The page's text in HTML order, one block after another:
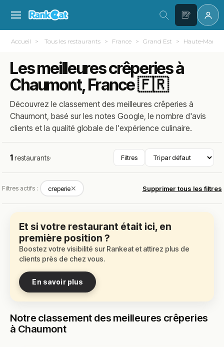
Accueil Tous les restaurants France Grand Est Haute‑Marne
Les meilleures crêperies à
Chaumont, France 🇫🇷
Découvrez le classement des meilleures crêperies à
Chaumont, basé sur les notes Google, le nombre d'avis
clients et la qualité globale de l'expérience culinaire.
1restaurants· Filtres
Filtres actifs : creperie✕ Supprimer tous les filtres
Et si votre restaurant était ici, en
première position ?
Boostez votre visibilité sur Rankeat et attirez plus de
clients près de chez vous.
En savoir plus
Notre classement des meilleures crêperies
à Chaumont